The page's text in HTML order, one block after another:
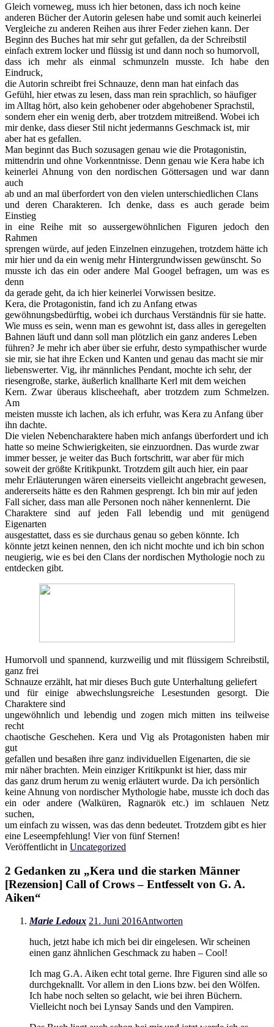
Gleich vorneweg, muss ich hier betonen, dass ich noch keine
anderen Bücher der Autorin gelesen habe und somit auch keinerlei
Vergleiche zu anderen Reihen aus ihrer Feder ziehen kann. Der
Beginn des Buches hat mir sehr gut gefallen, da der Schreibstil
einfach extrem locker und flüssig ist und dann noch so humorvoll,
dass ich mehr als einmal schmunzeln musste. Ich habe den
Eindruck,
die Autorin schreibt frei Schnauze, denn man hat einfach das
Gefühl, hier etwas zu lesen, dass man rein sprachlich, so häufiger
im Alltag hört, also kein gehobener oder abgehobener Sprachstil,
sondern eher ein wenig derb, aber trotzdem mitreißend. Wobei ich
mir denke, dass dieser Stil nicht jedermanns Geschmack ist, mir
aber hat es gefallen.
Man beginnt das Buch sozusagen genau wie die Protagonistin,
mittendrin und ohne Vorkenntnisse. Denn genau wie Kera habe ich
keinerlei Ahnung von den nordischen Göttersagen und war dann
auch
ab und an mal überfordert von den vielen unterschiedlichen Clans
und deren Charakteren. Ich denke, dass es auch gerade beim
Einstieg
in eine Reihe mit so aussergewöhnlichen Figuren jedoch den
Rahmen
sprengen würde, auf jeden Einzelnen einzugehen, trotzdem hätte ich
mir hier und da ein wenig mehr Hintergrundwissen gewünscht. So
musste ich das ein oder andere Mal Googel befragen, um was es
denn
da gerade geht, da ich hier keinerlei Vorwissen besitze.
Kera, die Protagonistin, fand ich zu Anfang etwas
gewöhnungsbedürftig, wobei ich durchaus Verständnis für sie hatte.
Wie muss es sein, wenn man es gewohnt ist, dass alles in geregelten
Bahnen läuft und dann soll man plötzlich ein ganz anderes Leben
führen? Je mehr ich aber über sie erfuhr, desto sympathischer wurde
sie mir, sie hat ihre Ecken und Kanten und genau das macht sie mir
liebenswerter. Vig, ihr männliches Pendant, mochte ich sehr, der
riesengroße, starke, äußerlich knallharte Kerl mit dem weichen
Kern. Zwar überaus klischeehaft, aber trotzdem zum Schmelzen.
Am
meisten musste ich lachen, als ich erfuhr, was Kera zu Anfang über
ihn dachte.
Die vielen Nebencharaktere haben mich anfangs überfordert und ich
hatte so meine Schwierigkeiten, sie einzuordnen. Das wurde zwar
immer besser, je weiter das Buch fortschritt, war aber für mich
soweit der größte Kritikpunkt. Trotzdem gilt auch hier, ein paar
mehr Erläuterungen wären einerseits vielleicht angebracht gewesen,
andererseits hätte es den Rahmen gesprengt. Ich bin mir auf jeden
Fall sicher, dass man alle Personen noch näher kennenlernt. Die
Charaktere sind auf jeden Fall lebendig und mit genügend
Eigenarten
ausgestattet, dass es sie durchaus genau so geben könnte. Ich
könnte jetzt keinen nennen, den ich nicht mochte und ich bin schon
neugierig, wie es bei den Clans der nordischen Mythologie noch zu
entdecken gibt.
Humorvoll und spannend, kurzweilig und mit flüssigem Schreibstil,
ganz frei
Schnauze erzählt, hat mir dieses Buch gute Unterhaltung geliefert
und für einige abwechslungsreiche Lesestunden gesorgt. Die
Charaktere sind
ungewöhnlich und lebendig und zogen mich mitten ins teilweise
recht
chaotische Geschehen. Kera und Vig als Protagonisten haben mir
gut
gefallen und besaßen ihre ganz individuellen Eigenarten, die sie
mir näher brachten. Mein einziger Kritikpunkt ist hier, dass mir
das ganz drum herum zu wenig erläutert wurde. Da ich persönlich
keine Ahnung von nordischer Mythologie habe, musste ich doch das
ein oder andere (Walküren, Ragnarök etc.) im schlauen Netz
suchen,
um einfach zu wissen, was das denn bedeutet. Trotzdem gibt es hier
eine Leseempfehlung! Vier von fünf Sternen!
Veröffentlicht in Uncategorized
2 Gedanken zu „Kera und die starken Männer
[Rezension] Call of Crows – Entfesselt von G. A.
Aiken“
Marie Ledoux 21. Juni 2016Antworten
huch, jetzt habe ich mich bei dir eingelesen. Wir scheinen
einen ganz ähnlichen Geschmack zu haben – Cool!
Ich mag G.A. Aiken echt total gerne. Ihre Figuren sind alle so
durchgeknallt. Vor allem in den Lions bzw. bei den Wölfen.
Ich habe noch selten so gelacht, wie bei ihren Büchern.
Vielleicht noch bei Lynsay Sands und den Vampiren.